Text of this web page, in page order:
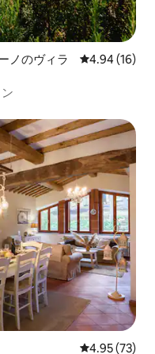
ノのヴィラ レビュー16
4.94 (16)
レビュー73
4.95 (73)